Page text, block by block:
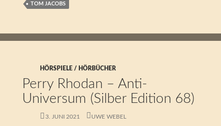
TOM JACOBS
HÖRSPIELE / HÖRBÜCHER
Perry Rhodan – Anti-
Universum (Silber Edition 68)
3. JUNI 2021 UWE WEBEL